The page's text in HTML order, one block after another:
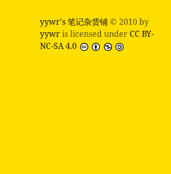
yywr's 笔记杂货铺 © 2010 by
yywris licensed under CC BY-
NC-SA 4.0